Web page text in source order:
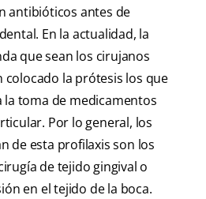
antibióticos antes de
En la actualidad, la
que sean los cirujanos
la prótesis los que
la toma de medicamentos
Por lo general, los
de esta profilaxis son los
de tejido gingival o
en el tejido de la boca.